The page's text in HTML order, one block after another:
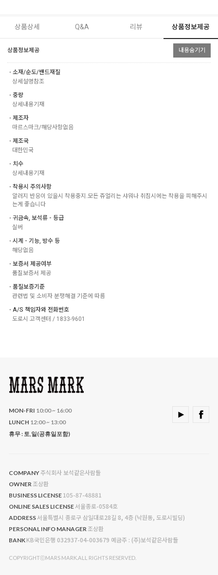
상품상세 Q&A 리뷰 상품정보제공
상품정보제공 내용숨기기
ㆍ소재/순도/밴드재질
상세설명참조
ㆍ중량
상세내용기재
ㆍ제조자
마르스마크/해당사항없음
ㆍ제조국
대한민국
ㆍ치수
상세내용기재
ㆍ착용시 주의사항
알러지 반응이 있을시 착용중지.모든 쥬얼리는 샤워나 취침시에는 착용을 피해주시
는게 좋습니다
ㆍ귀금속, 보석류 - 등급
실버
ㆍ시계 - 기능, 방수 등
해당없음
ㆍ보증서 제공여부
품질보증서 제공
ㆍ품질보증기준
관련법 및 소비자 분쟁해결 기준에 따름
ㆍA/S 책임자와 전화번호
도로시 고객센터 / 1833-9601
MON-FRI 10:00 ~ 16:00
LUNCH 12:00 ~ 13:00
휴무 : 토,일(공휴일포함)
COMPANY 주식회사 보석같은사람들
OWNER 조상환
BUSINESS LICENSE 105-87-48881
ONLINE SALES LICENSE서울종로-0584호
ADDRESS서울특별시 종로구 삼일대로28길 8, 4층 (낙원동, 도로시빌딩)
PERSONAL INFO MANAGER 조상환
BANK KB국민은행 032937-04-003679 예금주 : (주)보석같은사람들
COPYRIGHTⓒMARS MARK.ALL RIGHTS RESERVED.